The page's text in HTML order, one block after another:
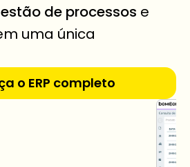
de processos
uma única
o ERP completo